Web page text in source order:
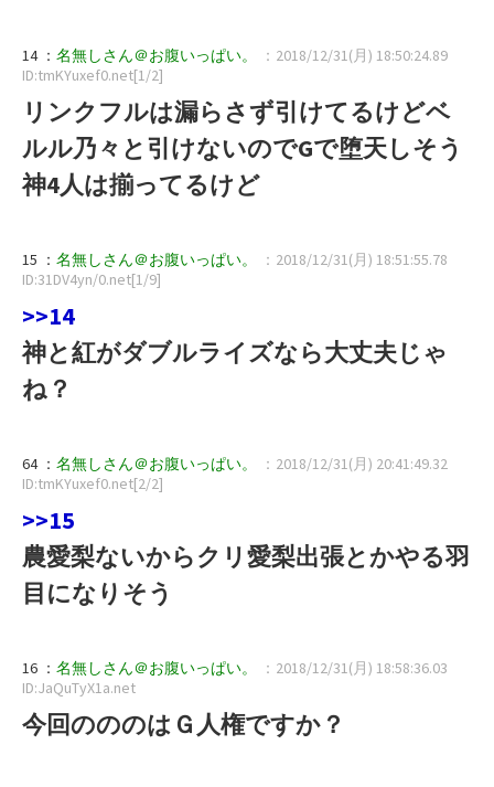
14 ： 名無しさん＠お腹いっぱい。
：2018/12/31(月) 18:50:24.89
ID:tmKYuxef0.net[1/2]
リンクフルは漏らさず引けてるけどベ
ルル乃々と引けないのでGで堕天しそう
神4人は揃ってるけど
15 ： 名無しさん＠お腹いっぱい。
：2018/12/31(月) 18:51:55.78
ID:31DV4yn/0.net[1/9]
>>14
神と紅がダブルライズなら大丈夫じゃ
ね？
64 ： 名無しさん＠お腹いっぱい。
：2018/12/31(月) 20:41:49.32
ID:tmKYuxef0.net[2/2]
>>15
農愛梨ないからクリ愛梨出張とかやる羽
目になりそう
16 ： 名無しさん＠お腹いっぱい。
：2018/12/31(月) 18:58:36.03
ID:JaQuTyX1a.net
今回のののはＧ人権ですか？